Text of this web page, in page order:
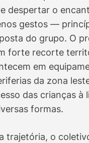
despertar o
gestos —
do grupo. O
forte recorte
em
da zona
das crianças à
formas.
trajetória, o